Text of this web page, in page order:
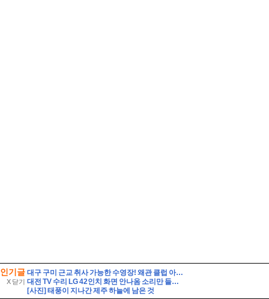
인기글
X 닫기
대구 구미 근교 취사 가능한 수영장! 왜관 클럽 아이리스 아쿠아 솔직 방문기 (준비물·꿀팁 총정리)
대전 TV 수리 LG 42인치 화면 안나옴 소리만 들릴때 해결 방법 42LF5800 백라이트 교체
[사진] 태풍이 지나간 제주 하늘에 남은 것